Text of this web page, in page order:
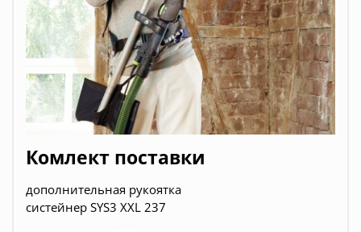
Комлект поставки
дополнительная рукоятка
систейнер SYS3 XXL 237